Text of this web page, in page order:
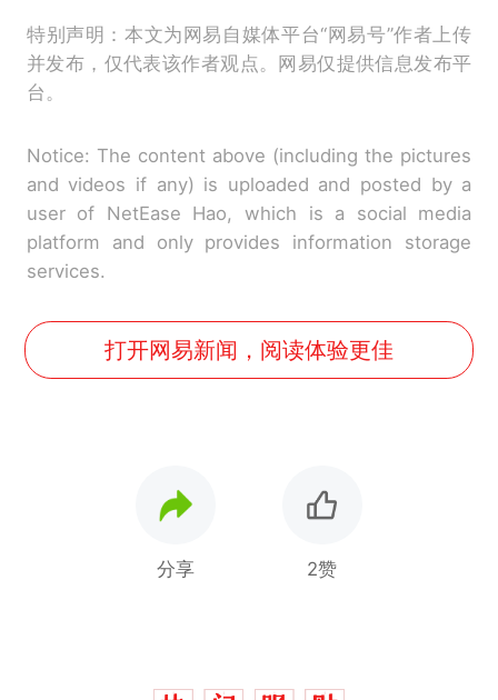
特别声明：本文为网易自媒体平台“网易号”作者上传
并发布，仅代表该作者观点。网易仅提供信息发布平
台。
Notice: The content above (including the pictures
and videos if any) is uploaded and posted by a
user of NetEase Hao, which is a social media
platform and only provides information storage
services.
打开网易新闻，阅读体验更佳
分享 2赞